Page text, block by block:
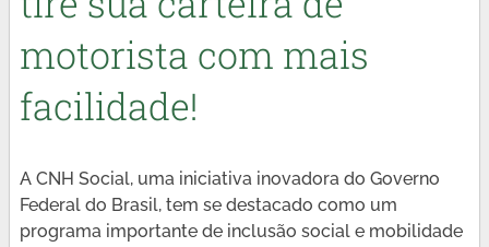
motorista com mais
facilidade!
A CNH Social, uma iniciativa inovadora do Governo
Federal do Brasil, tem se destacado como um
programa importante de inclusão social e mobilidade